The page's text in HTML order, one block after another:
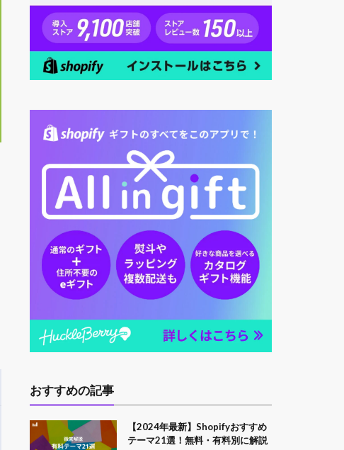
おすすめの記事
【2024年最新】Shopifyおすすめ
テーマ21選！無料・有料別に解説